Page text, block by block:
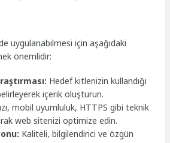
uygulanabilmesi için aşağıdaki
önemlidir:
Hedef kitlenizin kullandığı
içerik oluşturun.
mobil uyumluluk, HTTPS gibi teknik
web sitenizi optimize edin.
Kaliteli, bilgilendirici ve özgün